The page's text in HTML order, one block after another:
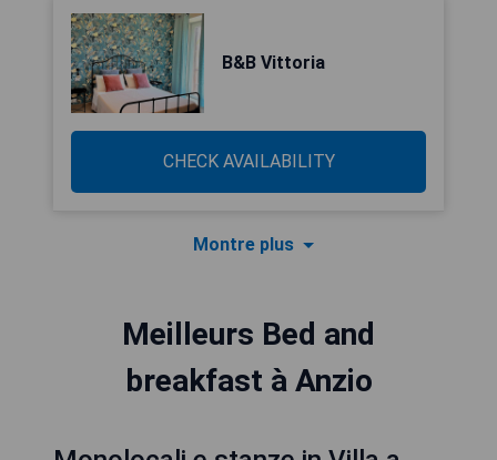
B&B Vittoria
CHECK AVAILABILITY
Montre plus
Meilleurs Bed and
breakfast à Anzio